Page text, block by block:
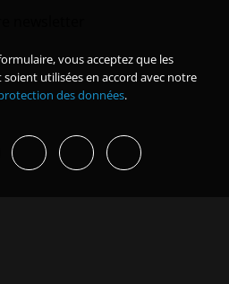
vous acceptez que les
utilisées en accord avec notre
des données.